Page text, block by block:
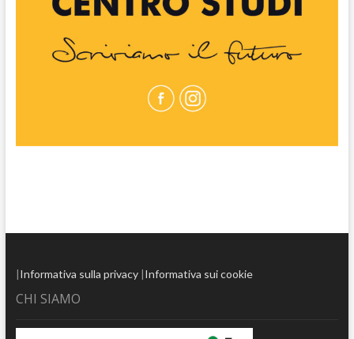
Informativa sulla privacy| Informativa sui cookie
CHI SIAMO